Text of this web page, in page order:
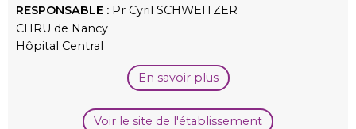
RESPONSABLE : Pr Cyril SCHWEITZER
CHRU de Nancy
Hôpital Central
En savoir plus
Voir le site de l'établissement